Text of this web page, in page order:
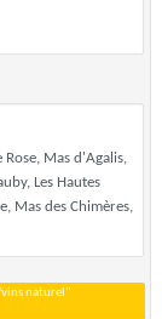
Mas d'Agalis,
Les Hautes
Mas des Chimères,
naturel"